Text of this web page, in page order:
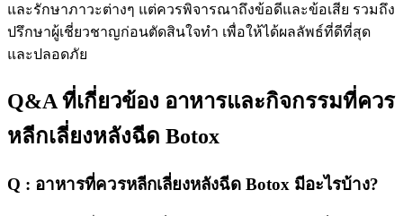
และรักษาภาวะต่างๆ แต่ควรพิจารณาถึงข้อดีและข้อเสีย รวมถึง
ปรึกษาผู้เชี่ยวชาญก่อนตัดสินใจทำ เพื่อให้ได้ผลลัพธ์ที่ดีที่สุด
และปลอดภัย
Q&A ที่เกี่ยวข้อง อาหารและกิจกรรมที่ควร
หลีกเลี่ยงหลังฉีด Botox
Q : อาหารที่ควรหลีกเลี่ยงหลังฉีด Botox มีอะไรบ้าง?